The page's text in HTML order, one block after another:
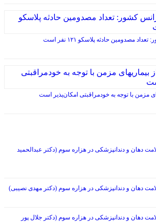
مصدومین حادثه پلاسکو ۱۲۱ نفر است
مزمن با توجه به خودمراقبتی امکان‌پذیر است
دهان و دندانپزشکی در هزاره سوم (دکتر عبدالحمید
دهان و دندانپزشکی در هزاره سوم (دکتر مهدی نصیبی)
دهان و دندانپزشکی در هزاره سوم (دکتر جلال پور